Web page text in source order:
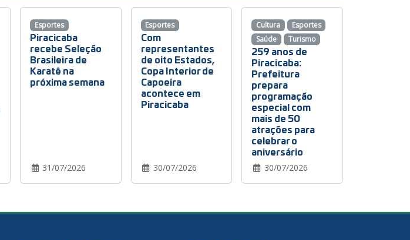
Piracicaba
recebe Seleção
Brasileira de
Karatê na
próxima semana
31/07/2026
Esportes
Com
representantes
de oito Estados,
Copa Interior de
Capoeira
acontece em
Piracicaba
30/07/2026
Esportes
259 anos de
Piracicaba:
Prefeitura
prepara
programação
especial com
mais de 50
atrações para
celebrar o
aniversário
30/07/2026
Cultura
Esportes
Saúde
Turismo